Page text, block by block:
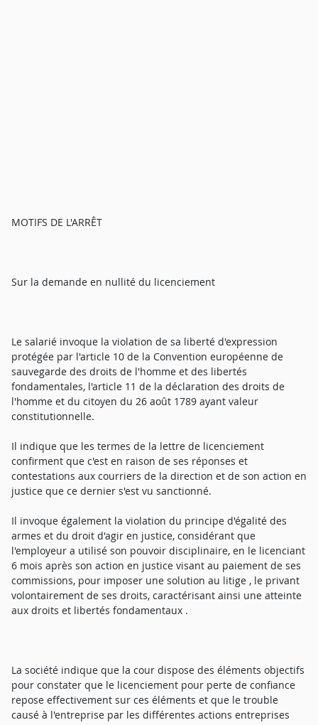
MOTIFS DE L'ARRÊT
Sur la demande en nullité du licenciement
Le salarié invoque la violation de sa liberté d'expression
protégée par l'article 10 de la Convention européenne de
sauvegarde des droits de l'homme et des libertés
fondamentales, l'article 11 de la déclaration des droits de
l'homme et du citoyen du 26 août 1789 ayant valeur
constitutionnelle.
Il indique que les termes de la lettre de licenciement
confirment que c'est en raison de ses réponses et
contestations aux courriers de la direction et de son action en
justice que ce dernier s'est vu sanctionné.
Il invoque également la violation du principe d'égalité des
armes et du droit d'agir en justice, considérant que
l'employeur a utilisé son pouvoir disciplinaire, en le licenciant
6 mois après son action en justice visant au paiement de ses
commissions, pour imposer une solution au litige , le privant
volontairement de ses droits, caractérisant ainsi une atteinte
aux droits et libertés fondamentaux .
La société indique que la cour dispose des éléments objectifs
pour constater que le licenciement pour perte de confiance
repose effectivement sur ces éléments et que le trouble
causé à l'entreprise par les différentes actions entreprises